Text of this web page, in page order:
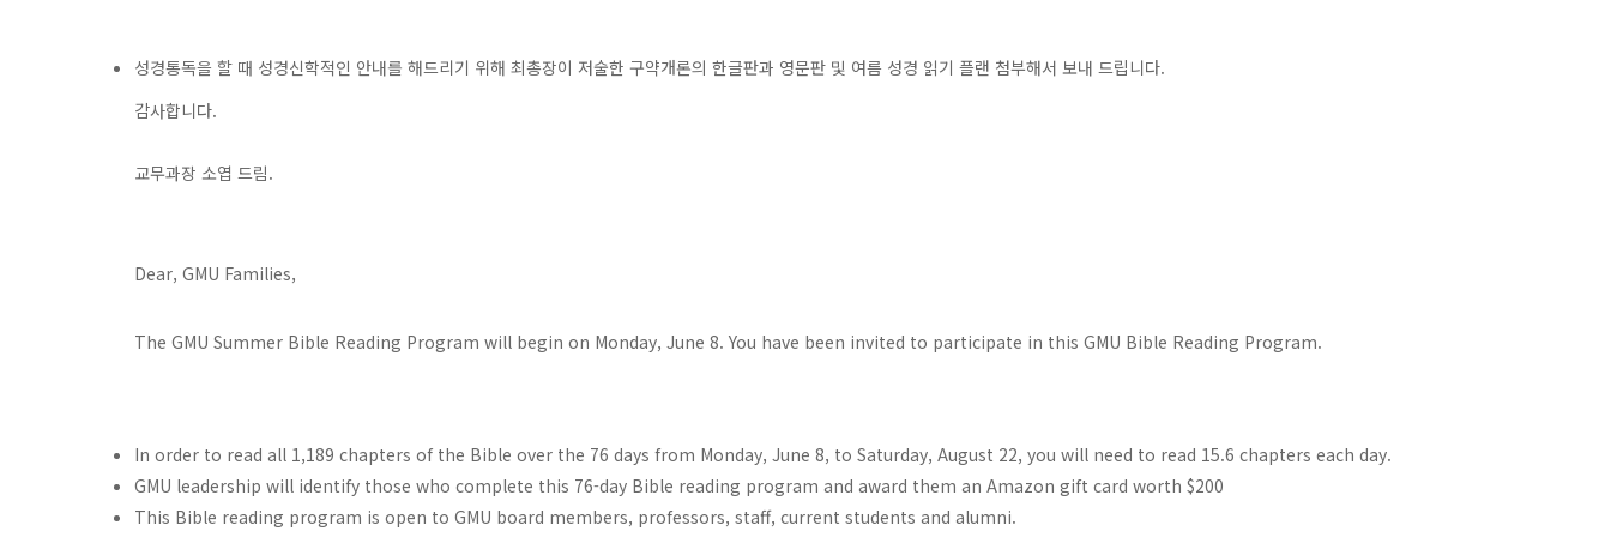
성경통독을 할 때 성경신학적인 안내를 해드리기 위해 최총장이 저술한 구약개론의 한글판과 영문판 및 여름 성경 읽기 플랜 첨부해서 보내 드립니다.
감사합니다.
교무과장 소엽 드림.
Dear, GMU Families,
The GMU Summer Bible Reading Program will begin on Monday, June 8. You have been invited to participate in this GMU Bible Reading Program.
In order to read all 1,189 chapters of the Bible over the 76 days from Monday, June 8, to Saturday, August 22, you will need to read 15.6 chapters each day.
GMU leadership will identify those who complete this 76-day Bible reading program and award them an Amazon gift card worth $200
This Bible reading program is open to GMU board members, professors, staff, current students and alumni.